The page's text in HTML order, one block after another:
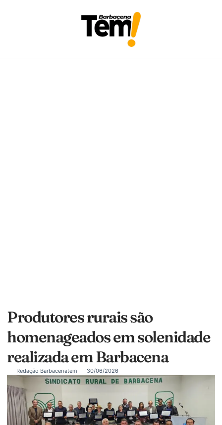
Produtores rurais são
homenageados em solenidade
realizada em Barbacena
Redação Barbacenatem 30/06/2026